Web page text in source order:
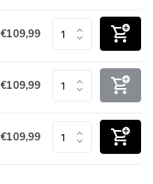
€109,99
€109,99
€109,99